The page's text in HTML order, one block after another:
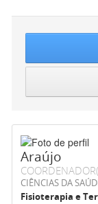
Araújo
CIÊNCIAS DA
Fisioterapia e